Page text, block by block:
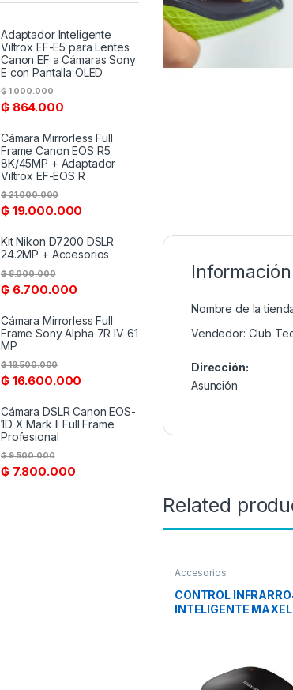
Nombre de la
Vendedor: Club
Dirección:
Asunción
Related
Accesorios
CONTROL
INTELIGENTE
Adaptador Inteligente
Viltrox EF-E5 para Lentes
Canon EF a Cámaras Sony
E con Pantalla OLED
₲864.000
₲1.000.000
Cámara Mirrorless Full
Frame Canon EOS R5
8K/45MP + Adaptador
Viltrox EF-EOS R
₲19.000.000
₲21.000.000
Kit Nikon D7200 DSLR
24.2MP + Accesorios
₲6.700.000
₲8.000.000
Cámara Mirrorless Full
Frame Sony Alpha 7R IV 61
MP
₲16.600.000
₲18.500.000
Cámara DSLR Canon EOS-
1D X Mark II Full Frame
Profesional
₲7.800.000
₲9.500.000